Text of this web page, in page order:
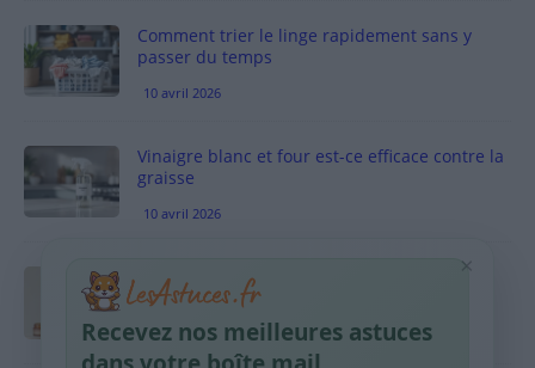
Comment trier le linge rapidement sans y
passer du temps
10 avril 2026
Vinaigre blanc et four est-ce efficace contre la
graisse
10 avril 2026
Taches pigmentaires : routine simple +
habitudes qui aident
9 avril 2026
×
Recevez nos meilleures astuces